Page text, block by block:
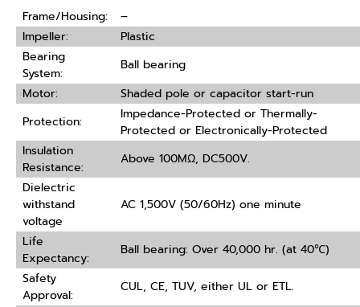
Frame/Housing:
–
Impeller:
Plastic
Bearing
System:
Ball bearing
Motor:
Shaded pole or capacitor start-run
Protection:
Impedance-Protected or Thermally-
Protected or Electronically-Protected
Insulation
Resistance:
Above 100MΩ, DC500V.
Dielectric
withstand
voltage
AC 1,500V (50/60Hz) one minute
Life
Expectancy:
Ball bearing: Over 40,000 hr. (at 40℃)
Safety
Approval:
CUL, CE, TUV, either UL or ETL.